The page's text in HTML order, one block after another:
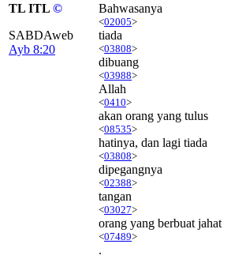
TL ITL ©
SABDAweb
Ayb 8:20
Bahwasanya
<02005>
tiada
<03808>
dibuang
<03988>
Allah
<0410>
akan orang yang tulus
<08535>
hatinya, dan lagi tiada
<03808>
dipegangnya
<02388>
tangan
<03027>
orang yang berbuat jahat
<07489>
.